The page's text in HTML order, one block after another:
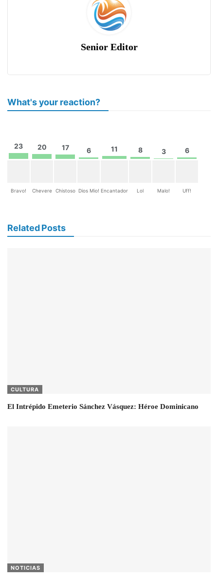
Senior Editor
What's your reaction?
23
Bravo!
20
Chevere
17
Chistoso
6
Dios Mio!
11
Encantador
8
Lol
3
Malo!
6
Uff!
Related Posts
CULTURA
El Intrépido Emeterio Sánchez Vásquez: Héroe Dominicano
NOTICIAS